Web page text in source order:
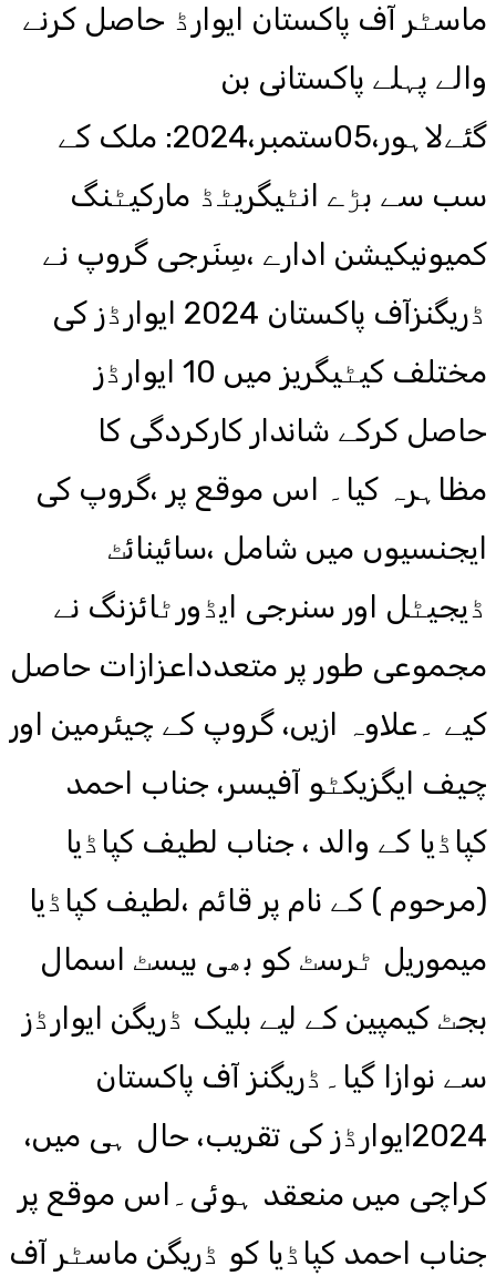
ماسٹر آف پاکستان ایوارڈ حاصل کرنے
والے پہلے پاکستانی بن
گئےلاہور،05ستمبر،2024: ملک کے
سب سے بڑے انٹیگریٹڈ مارکیٹنگ
کمیونیکیشن ادارے ،سِنَرجی گروپ نے
ڈریگنزآف پاکستان 2024 ایوارڈز کی
مختلف کیٹیگریز میں 10 ایوارڈز
حاصل کرکے شاندار کارکردگی کا
مظاہرہ کیا۔ اس موقع پر ،گروپ کی
ایجنسیوں میں شامل ،سائینائٹ
ڈیجیٹل اور سنرجی ایڈورٹائزنگ نے
مجموعی طور پر متعدداعزازات حاصل
کیے ۔علاوہ ازیں، گروپ کے چیئرمین اور
چیف ایگزیکٹو آفیسر، جناب احمد
کپاڈیا کے والد ، جناب لطیف کپاڈیا
(مرحوم ) کے نام پر قائم ،لطیف کپاڈیا
میموریل ٹرسٹ کو بھی بیسٹ اسمال
بجٹ کیمپین کے لیے بلیک ڈریگن ایوارڈز
سے نوازا گیا۔ڈریگنز آف پاکستان
2024ایوارڈز کی تقریب، حال ہی میں،
کراچی میں منعقد ہوئی۔اس موقع پر
جناب احمد کپاڈیا کو ڈریگن ماسٹر آف